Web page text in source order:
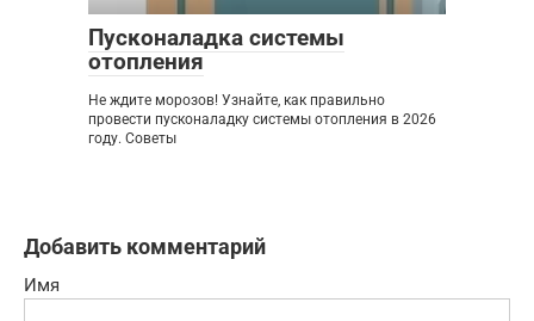
Пусконаладка системы
отопления
Не ждите морозов! Узнайте, как правильно
провести пусконаладку системы отопления в 2026
году. Советы
Добавить комментарий
Имя